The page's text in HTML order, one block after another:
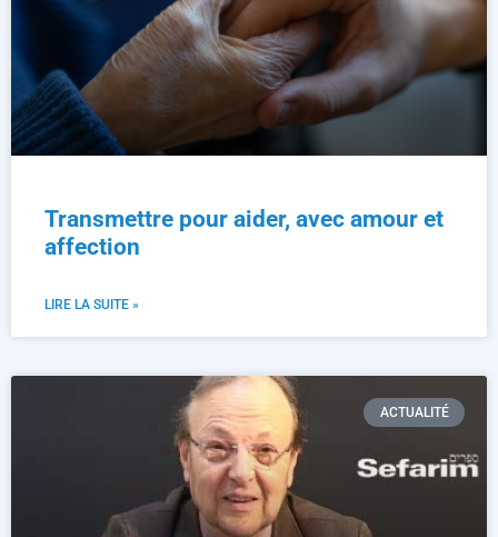
Transmettre pour aider, avec amour et
affection
LIRE LA SUITE »
ACTUALITÉ